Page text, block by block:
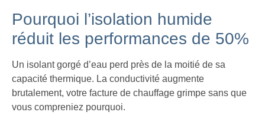
Pourquoi l’isolation humide
réduit les performances de 50%
Un isolant gorgé d’eau perd près de la moitié de sa
capacité thermique. La conductivité augmente
brutalement, votre facture de chauffage grimpe sans que
vous compreniez pourquoi.